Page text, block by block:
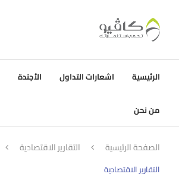
الرئيسية اشعارات التداول الأجندة
من نحن
الصفحة الرئيسية التقارير الاقتصادية
التقارير الاقتصادية